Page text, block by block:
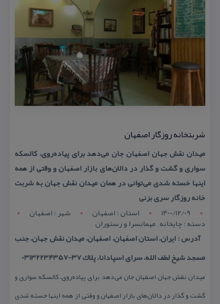
شربتخانه روزگار اصفهان
میدان نقش جهان اصفهان جان می‌دهد برای پیاده‌روی، كالسكه
سواری و گشت و گذار در دالان‌های بازار اصفهان و وقتی از همه
اینها خسته شدی می‌توانی در همان میدان نقش جهان به شربت
خانه روزگار سری بزنی
1400/12/09
استان : اصفهان شهر : اصفهان
دسته : چایخانه , مهمانسرا و رستوران
آدرس : ایران، استان اصفهان، اصفهان، میدان نقش جهان، جنب
مسجد شیخ لطف الله، سرای اسپادانا، پلاك ۳۷-03132234357
میدان نقش جهان اصفهان جان می‌دهد برای پیاده‌روی، كالسكه سواری و
گشت و گذار در دالان‌های بازار اصفهان و وقتی از همه اینها خسته شدی